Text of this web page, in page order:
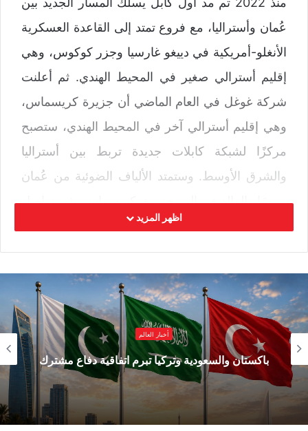
عُمان وأستراليا، مع فروع تمتد إلى القاعدة العسكرية
الأنغلو-أمريكية في دييغو غارسيا وجزر كوكوس، وهي
إقليم أسترالي صغير في المحيط الهندي. ثم أعلنت
شركة غوغل في العام الماضي أن جزيرة كريسماس،
وهي إقليم أسترالي آخر في المحيط الهندي، ستصبح
مركزًا لشبكة كابلات جديدة تربط بين أستراليا
والشرق الأوسط. وستمتد الألياف الضوئية من عُمان
مرورًا بالمالديف إلى جزيرة كريسماس، ثم تواصل
طريقها إلى أستراليا. ويبدو أن مشروع “ووترورث”
الذي تطوره شركة “ميتا” بتكلفة قدرها 10 مليارات
دولار، وهو شبكة كابلات عالمية لا تزال قيد الإنشاء،
سيتبع مسارًا مماثلاً في المحيط الهندي.
وأول تحول يعيد رسم مسارات الكابلات هو تغيّر
الجهة الممولة لها؛ فالكابلات البحرية باهظة التكلفة،
ولتخفيف التكلفة، شكّلت شركات الاتصالات الوطنية
الكبرى خلال العقود الماضية اتحادات لبنائها. ففي عام
اظهر المزيد
أخبار العالم
باكستان والسعودية وتركيا تبرم اتفاقية دفاع مشترك